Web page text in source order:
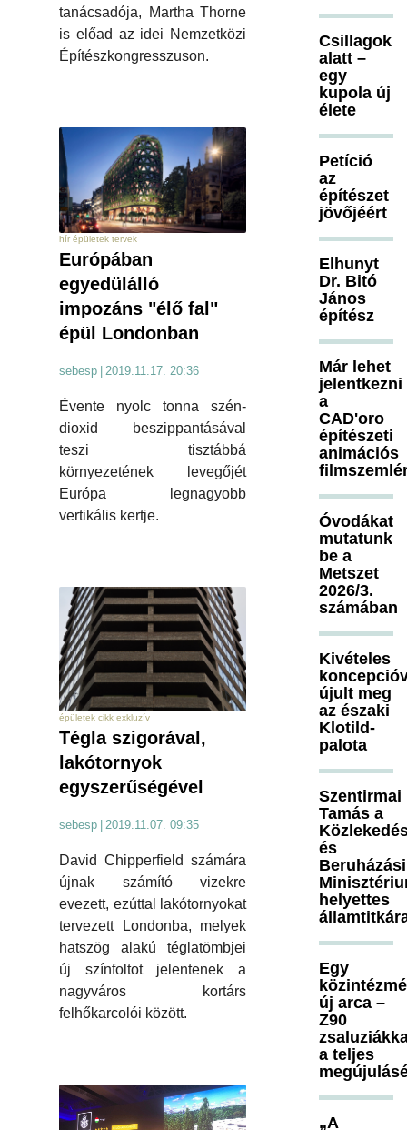
tanácsadója, Martha Thorne
is előad az idei Nemzetközi
Építészkongresszuson.
hír épületek tervek
Európában
egyedülálló
impozáns "élő fal"
épül Londonban
sebesp 2019.11.17. 20:36
Évente nyolc tonna szén-
dioxid beszippantásával
teszi tisztábbá
környezetének levegőjét
Európa legnagyobb
vertikális kertje.
épületek cikk exkluzív
Tégla szigorával,
lakótornyok
egyszerűségével
sebesp 2019.11.07. 09:35
David Chipperfield számára
újnak számító vizekre
evezett, ezúttal lakótornyokat
tervezett Londonba, melyek
hatszög alakú téglatömbjei
új színfoltot jelentenek a
nagyváros kortárs
felhőkarcolói között.
Csillagok
alatt –
egy
kupola új
élete
Petíció
az
építészet
jövőjéért
Elhunyt
Dr. Bitó
János
építész
Már lehet
jelentkezni
a
CAD'oro
építészeti
animációs
Óvodákat
mutatunk
be a
Metszet
2026/3.
számában
Kivételes
újult meg
az északi
Klotild-
palota
Szentirmai
Tamás a
és
Beruházási
helyettes
Egy
új arca –
Z90
a teljes
„A